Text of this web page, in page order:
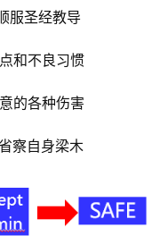
服圣经教导
和不良习惯
的各种伤害
察自身梁木